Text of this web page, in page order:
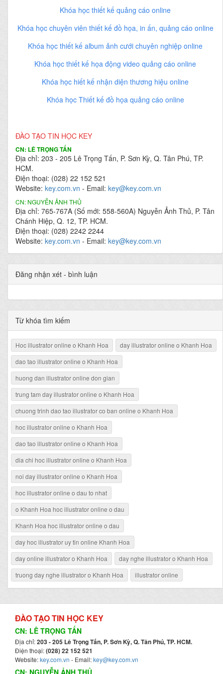
Khóa học thiết kế quảng cáo online
Khóa học chuyên viên thiết kế đồ họa, in ấn, quảng cáo online
Khóa học thiết kế album ảnh cưới chuyên nghiệp online
Khóa học thiết kế họa động video quảng cáo online
Khóa học hiết kế nhận diện thương hiệu online
Khóa học Thiết kế đồ họa quảng cáo online
ĐÀO TẠO TIN HỌC KEY
CN: LÊ TRỌNG TẤN
Địa chỉ: 203 - 205 Lê Trọng Tấn, P. Sơn Kỳ, Q. Tân Phú, TP.
HCM.
Điện thoại: (028) 22 152 521
Website: key.com.vn - Email: key@key.com.vn
CN: NGUYỄN ẢNH THỦ
Địa chỉ: 765-767A (Số mới: 558-560A) Nguyễn Ảnh Thủ, P. Tân
Chánh Hiệp, Q. 12, TP. HCM.
Điện thoại: (028) 2242 2244
Website: key.com.vn - Email: key@key.com.vn
Đăng nhận xét - bình luận
Từ khóa tìm kiếm
Hoc illustrator online o Khanh Hoa
day illustrator online o Khanh Hoa
dao tao illustrator online o Khanh Hoa
huong dan illustrator online don gian
trung tam day illustrator online o Khanh Hoa
chuong trinh dao tao illustrator co ban online o Khanh Hoa
hoc illustrator online o Khanh Hoa
dao tao illustrator online o Khanh Hoa
dia chi hoc illustrator online o Khanh Hoa
noi day illustrator online o Khanh Hoa
hoc illustrator online o dau to nhat
o Khanh Hoa hoc illustrator online o dau
Khanh Hoa hoc illustrator online o dau
day hoc illustrator uy tin online Khanh Hoa
day online illustrator o Khanh Hoa
day nghe illustrator o Khanh Hoa
truong day nghe illustrator o Khanh Hoa
illustrator online
ĐÀO TẠO TIN HỌC KEY
CN: LÊ TRỌNG TẤN
Địa chỉ:203 - 205 Lê Trọng Tấn, P. Sơn Kỳ, Q. Tân Phú, TP. HCM.
Điện thoại:(028) 22 152 521
Website:key.com.vn - Email:key@key.com.vn